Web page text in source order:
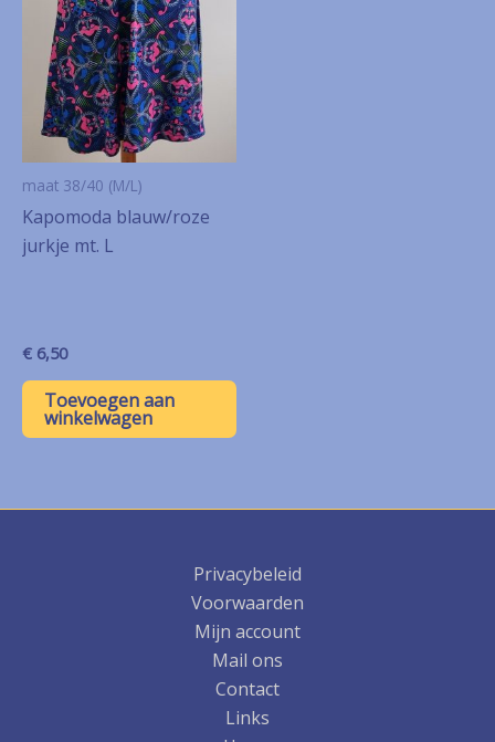
maat 38/40 (M/L)
Kapomoda blauw/roze
jurkje mt. L
€ 6,50
Toevoegen aan
winkelwagen
Privacybeleid
Voorwaarden
Mijn account
Mail ons
Contact
Links